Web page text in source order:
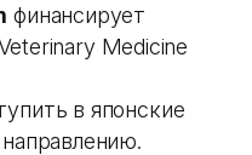
финансирует
Medicine
в японские